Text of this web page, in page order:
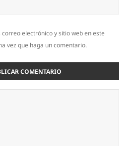
electrónico y sitio web en este
vez que haga un comentario.